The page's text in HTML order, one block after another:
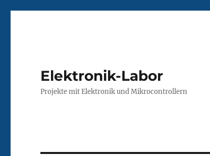
Elektronik-Labor
Projekte mit Elektronik und Mikrocontrollern